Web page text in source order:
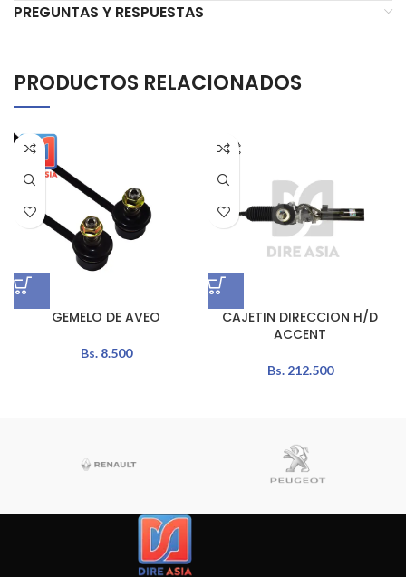
PREGUNTAS Y RESPUESTAS
PRODUCTOS RELACIONADOS
GEMELO DE AVEO
Bs.8.500
CAJETIN DIRECCION H/D
ACCENT
Bs.212.500